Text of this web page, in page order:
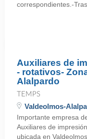
correspondientes.-
Auxiliares de
- rotativos-
Alalpardo
TEMPS
Valdeolmos-
Importante empresa
Auxiliares de
ubicada en